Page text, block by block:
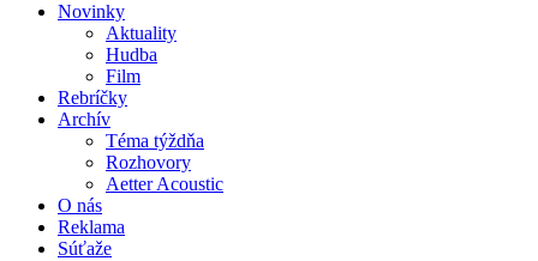
Novinky
Aktuality
Hudba
Film
Rebríčky
Archív
Téma týždňa
Rozhovory
Aetter Acoustic
O nás
Reklama
Súťaže